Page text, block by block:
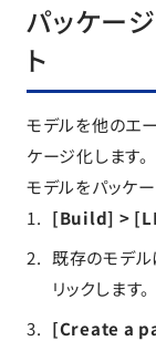
パッケー
ト
モデルを他のエ
ケージ化します。
モデルをパッケ
[Build] >
既存のモデル
リックします。
[Create a